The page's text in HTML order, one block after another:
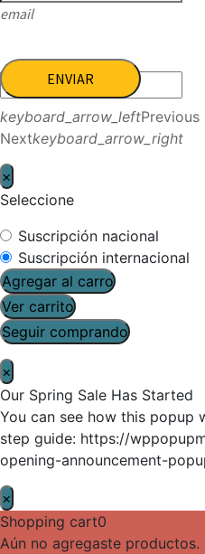
email
ENVIAR
keyboard_arrow_leftPrevious
Nextkeyboard_arrow_right
×
Seleccione
Suscripción nacional
Suscripción internacional
Agregar al carro
Ver carrito
Seguir comprando
×
Our Spring Sale Has Started
You can see how this popup
step guide: https://
opening-announcement-
×
Shopping cart0
Aún no agregaste productos.